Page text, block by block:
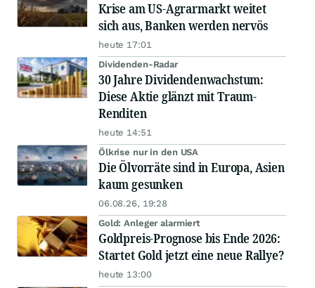
Krise am US-Agrarmarkt weitet
sich aus, Banken werden nervös
heute 17:01
Dividenden-Radar
30 Jahre Dividendenwachstum:
Diese Aktie glänzt mit Traum-
Renditen
heute 14:51
Ölkrise nur in den USA
Die Ölvorräte sind in Europa, Asien
kaum gesunken
06.08.26, 19:28
Gold: Anleger alarmiert
Goldpreis-Prognose bis Ende 2026:
Startet Gold jetzt eine neue Rallye?
heute 13:00